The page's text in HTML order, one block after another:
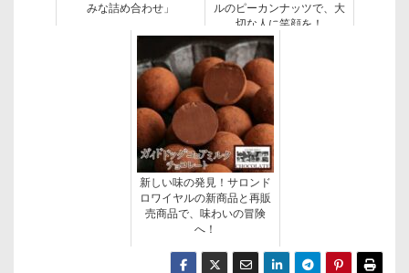
みな詰め合わせ」
ルのピーカンナッツで、大
切な人に笑顔を！
新しい味の発見！サロンド
ロワイヤルの新商品と再販
売商品で、味わいの冒険
へ！